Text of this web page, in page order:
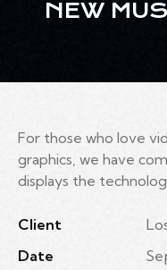
NEW
For those who love
graphics, we have
displays the
Client
Date